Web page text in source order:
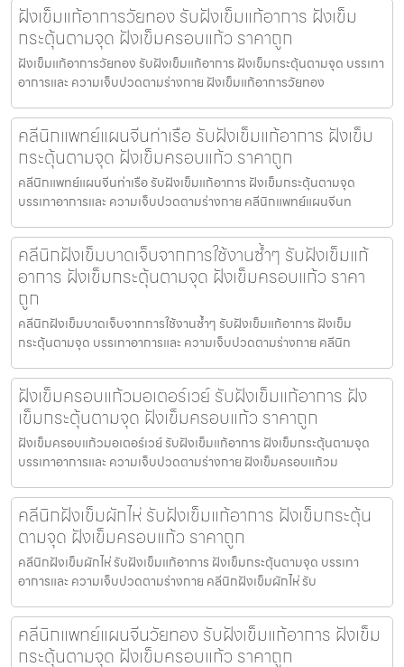
ฝังเข็มแก้อาการวัยทอง รับฝังเข็มแก้อาการ ฝังเข็ม
กระตุ้นตามจุด ฝังเข็มครอบแก้ว ราคาถูก
ฝังเข็มแก้อาการวัยทอง รับฝังเข็มแก้อาการ ฝังเข็มกระตุ้นตามจุด บรรเทา
อาการและ ความเจ็บปวดตามร่างกาย ฝังเข็มแก้อาการวัยทอง
คลีนิกแพทย์แผนจีนท่าเรือ รับฝังเข็มแก้อาการ ฝังเข็ม
กระตุ้นตามจุด ฝังเข็มครอบแก้ว ราคาถูก
คลีนิกแพทย์แผนจีนท่าเรือ รับฝังเข็มแก้อาการ ฝังเข็มกระตุ้นตามจุด
บรรเทาอาการและ ความเจ็บปวดตามร่างกาย คลีนิกแพทย์แผนจีนท
คลีนิกฝังเข็มบาดเจ็บจากการใช้งานซ้ำๆ รับฝังเข็มแก้
อาการ ฝังเข็มกระตุ้นตามจุด ฝังเข็มครอบแก้ว ราคา
ถูก
คลีนิกฝังเข็มบาดเจ็บจากการใช้งานซ้ำๆ รับฝังเข็มแก้อาการ ฝังเข็ม
กระตุ้นตามจุด บรรเทาอาการและ ความเจ็บปวดตามร่างกาย คลีนิก
ฝังเข็มครอบแก้วมอเตอร์เวย์ รับฝังเข็มแก้อาการ ฝัง
เข็มกระตุ้นตามจุด ฝังเข็มครอบแก้ว ราคาถูก
ฝังเข็มครอบแก้วมอเตอร์เวย์ รับฝังเข็มแก้อาการ ฝังเข็มกระตุ้นตามจุด
บรรเทาอาการและ ความเจ็บปวดตามร่างกาย ฝังเข็มครอบแก้วม
คลีนิกฝังเข็มผักไห่ รับฝังเข็มแก้อาการ ฝังเข็มกระตุ้น
ตามจุด ฝังเข็มครอบแก้ว ราคาถูก
คลีนิกฝังเข็มผักไห่ รับฝังเข็มแก้อาการ ฝังเข็มกระตุ้นตามจุด บรรเทา
อาการและ ความเจ็บปวดตามร่างกาย คลีนิกฝังเข็มผักไห่ รับ
คลีนิกแพทย์แผนจีนวัยทอง รับฝังเข็มแก้อาการ ฝังเข็ม
กระตุ้นตามจุด ฝังเข็มครอบแก้ว ราคาถูก